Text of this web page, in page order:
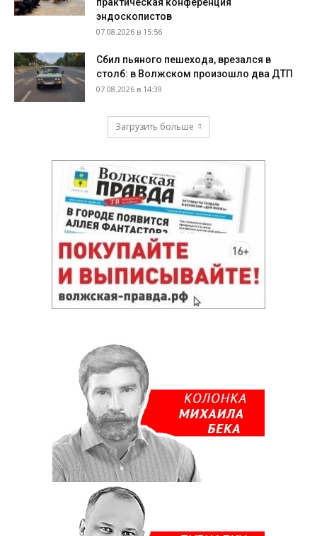
эндоскопистов
07.08.2026 в 15:56
Сбил пьяного пешехода, врезался в
столб: в Волжском произошло два ДТП
07.08.2026 в 14:39
Загрузить больше